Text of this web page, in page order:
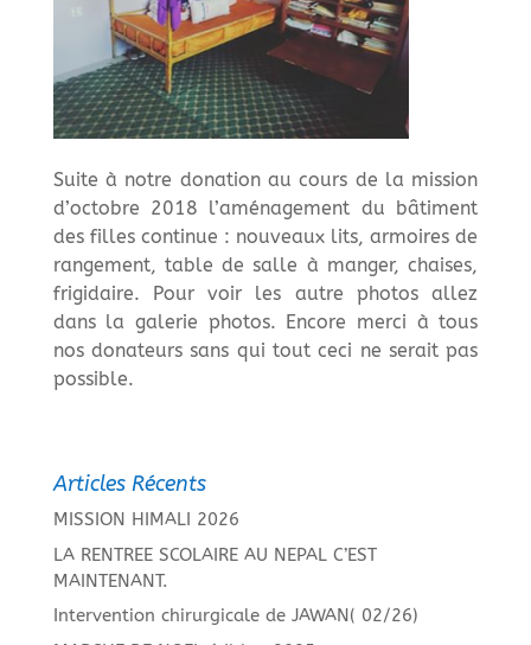
Suite à notre donation au cours de la mission
d’octobre 2018 l’aménagement du bâtiment
des filles continue : nouveaux lits, armoires de
rangement, table de salle à manger, chaises,
frigidaire. Pour voir les autre photos allez
dans la galerie photos. Encore merci à tous
nos donateurs sans qui tout ceci ne serait pas
possible.
Articles Récents
MISSION HIMALI 2026
LA RENTREE SCOLAIRE AU NEPAL C’EST
MAINTENANT.
Intervention chirurgicale de JAWAN( 02/26)